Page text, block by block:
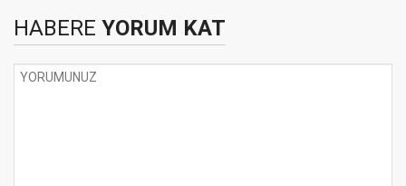
HABERE YORUM KAT